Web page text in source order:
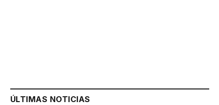
ÚLTIMAS NOTICIAS